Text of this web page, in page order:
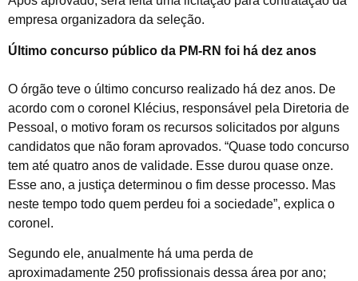
empresa organizadora da seleção.
Último concurso público da PM-RN foi há dez anos
O órgão teve o último concurso realizado há dez anos. De
acordo com o coronel Klécius, responsável pela Diretoria de
Pessoal, o motivo foram os recursos solicitados por alguns
candidatos que não foram aprovados. “Quase todo concurso
tem até quatro anos de validade. Esse durou quase onze.
Esse ano, a justiça determinou o fim desse processo. Mas
neste tempo todo quem perdeu foi a sociedade”, explica o
coronel.
Segundo ele, anualmente há uma perda de
aproximadamente 250 profissionais dessa área por ano;